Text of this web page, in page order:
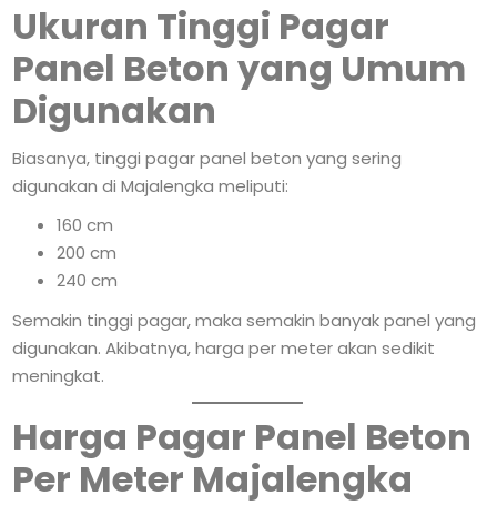
Ukuran Tinggi Pagar
Panel Beton yang Umum
Digunakan
Biasanya, tinggi pagar panel beton yang sering
digunakan di Majalengka meliputi:
160 cm
200 cm
240 cm
Semakin tinggi pagar, maka semakin banyak panel yang
digunakan. Akibatnya, harga per meter akan sedikit
meningkat.
Harga Pagar Panel Beton
Per Meter Majalengka